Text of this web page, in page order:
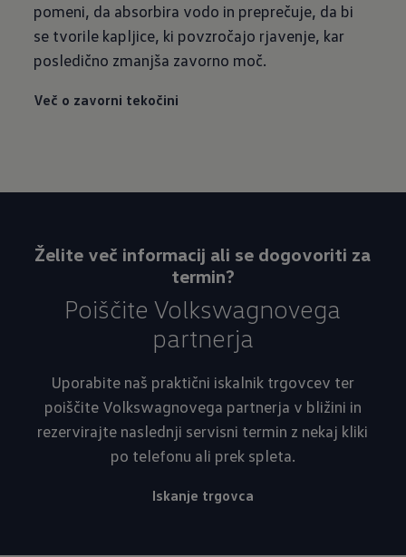
pomeni, da absorbira vodo in preprečuje, da bi
se tvorile kapljice, ki povzročajo rjavenje, kar
posledično zmanjša zavorno moč.
Več o zavorni tekočini
Želite več informacij ali se dogovoriti za
termin?
Poiščite Volkswagnovega
partnerja
Uporabite naš praktični iskalnik trgovcev ter
poiščite Volkswagnovega partnerja v bližini in
rezervirajte naslednji servisni termin z nekaj kliki
po telefonu ali prek spleta.
Iskanje trgovca